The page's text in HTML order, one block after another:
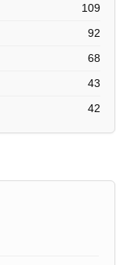
109
92
68
43
42